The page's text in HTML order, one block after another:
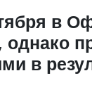
в
однако
в